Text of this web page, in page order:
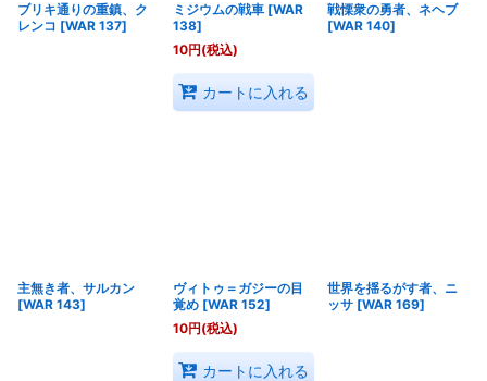
ブリキ通りの重鎮、ク
レンコ [WAR 137]
ミジウムの戦車 [WAR
138]
10円(税込)
カートに入れる
戦慄衆の勇者、ネヘブ
[WAR 140]
主無き者、サルカン
[WAR 143]
ヴィトゥ＝ガジーの目
覚め [WAR 152]
10円(税込)
カートに入れる
世界を揺るがす者、ニ
ッサ [WAR 169]